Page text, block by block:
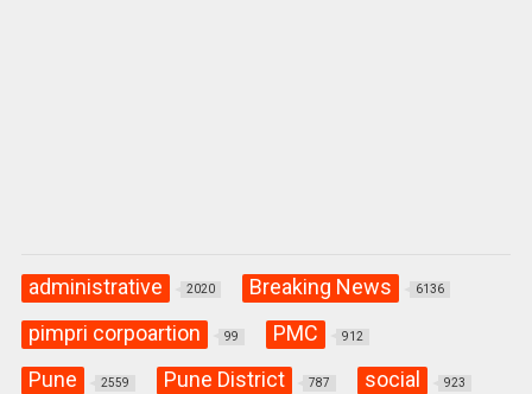
administrative 2020 Breaking News 6136
pimpri corpoartion 99 PMC 912
Pune 2559 Pune District 787 social 923